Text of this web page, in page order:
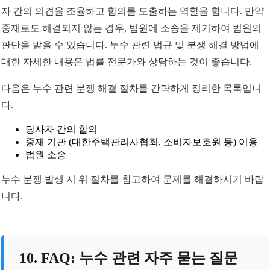
자 간의 의견을 조율하고 합의를 도출하는 역할을 합니다. 만약
중재로도 해결되지 않는 경우, 법원에 소송을 제기하여 법원의
판단을 받을 수 있습니다. 누수 관련 법규 및 분쟁 해결 방법에
대한 자세한 내용은 법률 전문가와 상담하는 것이 좋습니다.
다음은 누수 관련 분쟁 해결 절차를 간략하게 정리한 목록입니
다.
당사자 간의 합의
중재 기관 (대한주택관리사협회, 소비자보호원 등) 이용
법원 소송
누수 분쟁 발생 시 위 절차를 참고하여 문제를 해결하시기 바랍
니다.
10. FAQ: 누수 관련 자주 묻는 질문